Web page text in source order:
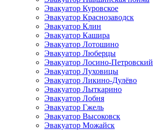
Эвакуатор Куровское
Эвакуатор Краснозаводск
Эвакуатор Клин
Эвакуатор Кашира
Эвакуатор Лотошино
Эвакуатор Люберцы
Эвакуатор Лосино-Петровский
Эвакуатор Луховицы
Эвакуатор Ликино-Дулёво
Эвакуатор Лыткарино
Эвакуатор Лобня
Эвакуатор Гжель
Эвакуатор Высоковск
Эвакуатор Можайск